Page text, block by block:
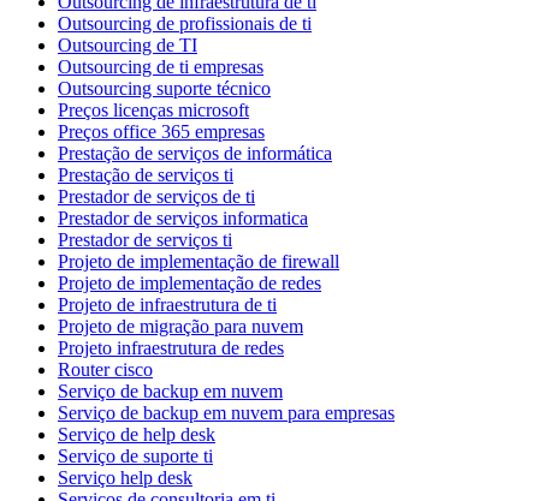
Outsourcing de profissionais de ti
Outsourcing de TI
Outsourcing de ti empresas
Outsourcing suporte técnico
Preços licenças microsoft
Preços office 365 empresas
Prestação de serviços de informática
Prestação de serviços ti
Prestador de serviços de ti
Prestador de serviços informatica
Prestador de serviços ti
Projeto de implementação de firewall
Projeto de implementação de redes
Projeto de infraestrutura de ti
Projeto de migração para nuvem
Projeto infraestrutura de redes
Router cisco
Serviço de backup em nuvem
Serviço de backup em nuvem para empresas
Serviço de help desk
Serviço de suporte ti
Serviço help desk